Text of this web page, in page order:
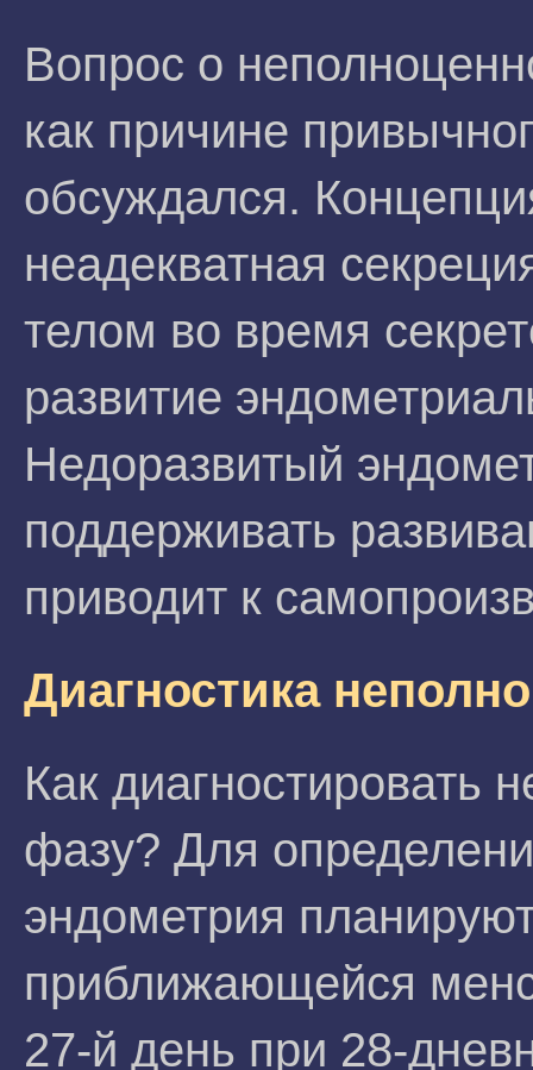
Вопрос о
как причине
обсуждался.
неадекватная
телом во время
развитие
Недоразвитый
поддерживать
приводит к
Диагностика
Как диагностировать
фазу? Для
эндометрия
приближающейся
27-й день при 28-